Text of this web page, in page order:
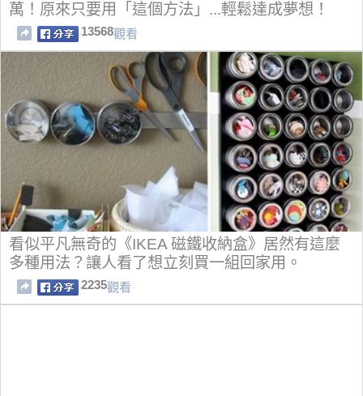
萬！原來只要用「這個方法」...輕鬆達成夢想！
13568觀看
看似平凡無奇的《IKEA 磁鐵收納盒》居然有這麼
多種用法？讓人看了想立刻買一組回家用。
2235觀看